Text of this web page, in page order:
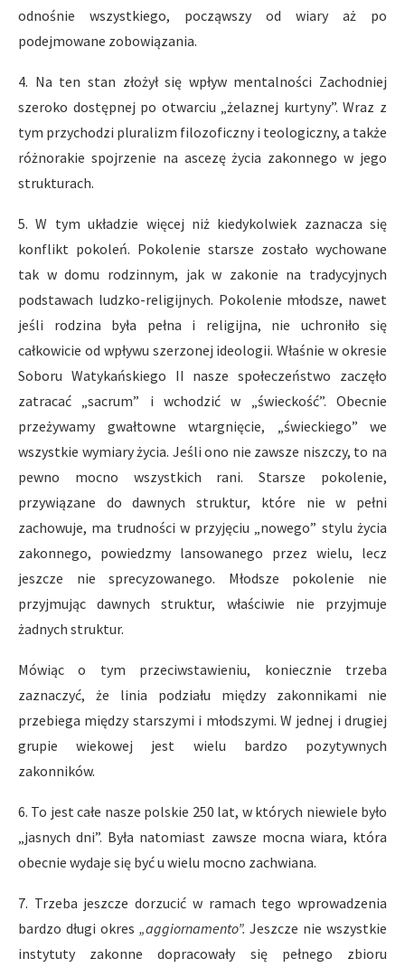
odnośnie wszystkiego, począwszy od wiary aż po
podejmowane zobowiązania.
4. Na ten stan złożył się wpływ mentalności Zachodniej
szeroko dostępnej po otwarciu „żelaznej kurtyny”. Wraz z
tym przychodzi pluralizm filozoficzny i teologiczny, a także
różnorakie spojrzenie na ascezę życia zakonnego w jego
strukturach.
5. W tym układzie więcej niż kiedykolwiek zaznacza się
konflikt pokoleń. Pokolenie starsze zostało wychowane
tak w domu rodzinnym, jak w zakonie na tradycyjnych
podstawach ludzko-religijnych. Pokolenie młodsze, nawet
jeśli rodzina była pełna i religijna, nie uchroniło się
całkowicie od wpływu szerzonej ideologii. Właśnie w okresie
Soboru Watykańskiego II nasze społeczeństwo zaczęło
zatracać „sacrum” i wchodzić w „świeckość”. Obecnie
przeżywamy gwałtowne wtargnięcie, „świeckiego” we
wszystkie wymiary życia. Jeśli ono nie zawsze niszczy, to na
pewno mocno wszystkich rani. Starsze pokolenie,
przywiązane do dawnych struktur, które nie w pełni
zachowuje, ma trudności w przyjęciu „nowego” stylu życia
zakonnego, powiedzmy lansowanego przez wielu, lecz
jeszcze nie sprecyzowanego. Młodsze pokolenie nie
przyjmując dawnych struktur, właściwie nie przyjmuje
żadnych struktur.
Mówiąc o tym przeciwstawieniu, koniecznie trzeba
zaznaczyć, że linia podziału między zakonnikami nie
przebiega między starszymi i młodszymi. W jednej i drugiej
grupie wiekowej jest wielu bardzo pozytywnych
zakonników.
6. To jest całe nasze polskie 250 lat, w których niewiele było
„jasnych dni”. Była natomiast zawsze mocna wiara, która
obecnie wydaje się być u wielu mocno zachwiana.
7. Trzeba jeszcze dorzucić w ramach tego wprowadzenia
bardzo długi okres „aggiornamento”. Jeszcze nie wszystkie
instytuty zakonne dopracowały się pełnego zbioru